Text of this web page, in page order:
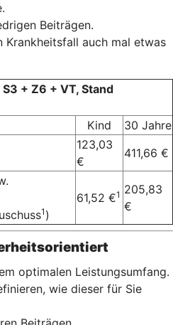
Beiträgen.
Krankheitsfall auch mal etwas
+ Z6 + VT, Stand
Kind
30 Jahre
123,03
€
411,66 €
1 )
61,52 €1 205,83
€
optimalen Leistungsumfang.
wie dieser für Sie